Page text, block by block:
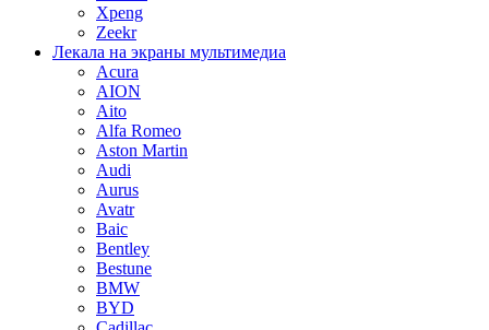
Xpeng
Zeekr
Лекала на экраны мультимедиа
Acura
AION
Aito
Alfa Romeo
Aston Martin
Audi
Aurus
Avatr
Baic
Bentley
Bestune
BMW
BYD